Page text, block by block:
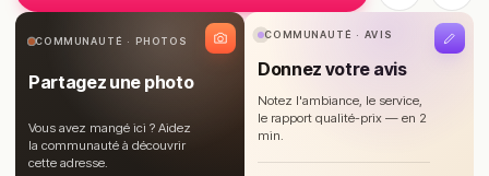
COMMUNAUTÉ · PHOTOS
Partagez une photo
Vous avez mangé ici ? Aidez
la communauté à découvrir
cette adresse.
COMMUNAUTÉ · AVIS
Donnez votre avis
Notez l'ambiance, le service,
le rapport qualité-prix — en 2
min.